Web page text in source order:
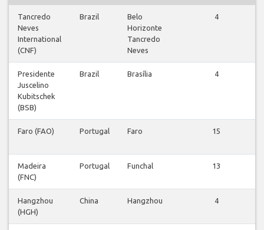
Tancredo
Neves
International
(CNF)
Brazil
Belo
Horizonte
Tancredo
Neves
4
Presidente
Juscelino
Kubitschek
(BSB)
Brazil Brasília
4
Faro (FAO) Portugal Faro
15
Madeira
(FNC)
Portugal Funchal
13
Hangzhou
(HGH)
China Hangzhou
4